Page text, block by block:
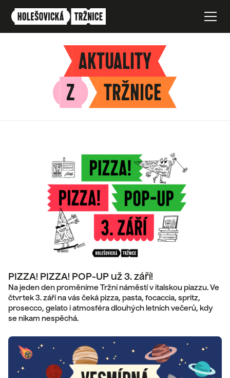
AKTUALITY
Z
TRŽNICE
PIZZA! PIZZA! POP-UP už 3. září!
Na jeden den proměníme Tržní náměstí v italskou piazzu. Ve
čtvrtek 3. září na vás čeká pizza, pasta, focaccia, spritz,
prosecco, gelato i atmosféra dlouhých letních večerů, kdy
se nikam nespěchá.